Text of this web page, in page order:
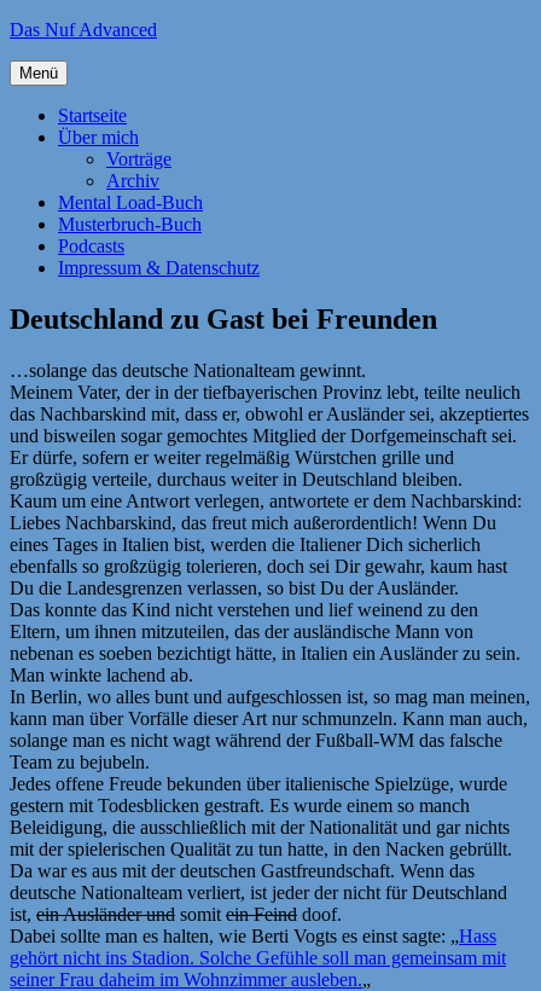
Zum
springen
Das Nuf Advanced
Menü
Startseite
Über mich
Vorträge
Archiv
Mental Load-Buch
Musterbruch-Buch
Podcasts
Impressum & Datenschutz
Deutschland zu Gast bei Freunden
…solange das deutsche Nationalteam gewinnt.
Meinem Vater, der in der tiefbayerischen Provinz lebt, teilte neulich
das Nachbarskind mit, dass er, obwohl er Ausländer sei, akzeptiertes
und bisweilen sogar gemochtes Mitglied der Dorfgemeinschaft sei.
Er dürfe, sofern er weiter regelmäßig Würstchen grille und
großzügig verteile, durchaus weiter in Deutschland bleiben.
Kaum um eine Antwort verlegen, antwortete er dem Nachbarskind:
Liebes Nachbarskind, das freut mich außerordentlich! Wenn Du
eines Tages in Italien bist, werden die Italiener Dich sicherlich
ebenfalls so großzügig tolerieren, doch sei Dir gewahr, kaum hast
Du die Landesgrenzen verlassen, so bist Du der Ausländer.
Das konnte das Kind nicht verstehen und lief weinend zu den
Eltern, um ihnen mitzuteilen, das der ausländische Mann von
nebenan es soeben bezichtigt hätte, in Italien ein Ausländer zu sein.
Man winkte lachend ab.
In Berlin, wo alles bunt und aufgeschlossen ist, so mag man meinen,
kann man über Vorfälle dieser Art nur schmunzeln. Kann man auch,
solange man es nicht wagt während der Fußball-WM das falsche
Team zu bejubeln.
Jedes offene Freude bekunden über italienische Spielzüge, wurde
gestern mit Todesblicken gestraft. Es wurde einem so manch
Beleidigung, die ausschließlich mit der Nationalität und gar nichts
mit der spielerischen Qualität zu tun hatte, in den Nacken gebrüllt.
Da war es aus mit der deutschen Gastfreundschaft. Wenn das
deutsche Nationalteam verliert, ist jeder der nicht für Deutschland
ist, ein Ausländer und somit ein Feind doof.
Dabei sollte man es halten, wie Berti Vogts es einst sagte: „Hass
gehört nicht ins Stadion. Solche Gefühle soll man gemeinsam mit
seiner Frau daheim im Wohnzimmer ausleben.„